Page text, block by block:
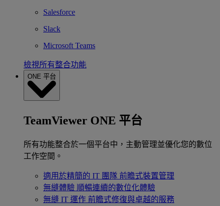
Salesforce
Slack
Microsoft Teams
檢視所有整合功能
ONE 平台
TeamViewer ONE 平台
所有功能整合於一個平台中，主動管理並優化您的數位
工作空間。
適用於精簡的 IT 團隊 前瞻式裝置管理
無縫體驗 順暢連續的數位化體驗
無縫 IT 運作 前瞻式修復與卓越的服務